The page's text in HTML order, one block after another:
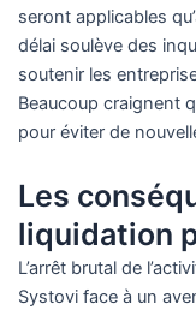
seront applicables
délai soulève des
soutenir les
Beaucoup craignent
pour éviter de
Les
liquidation
L’arrêt brutal de
Systovi face à un